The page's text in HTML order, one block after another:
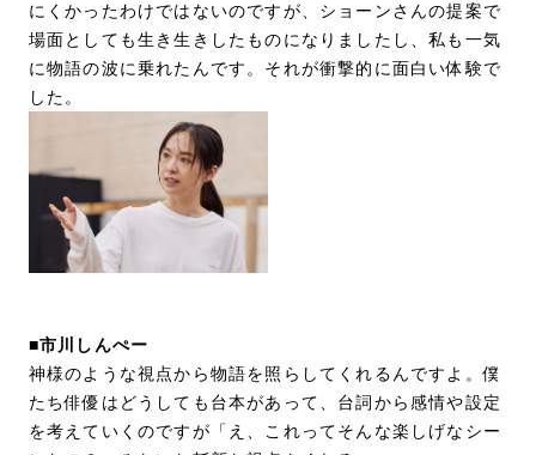
にくかったわけではないのですが、ショーンさんの提案で
場面としても生き生きしたものになりましたし、私も一気
に物語の波に乗れたんです。それが衝撃的に面白い体験で
した。
■市川しんぺー
神様のような視点から物語を照らしてくれるんですよ。僕
たち俳優はどうしても台本があって、台詞から感情や設定
を考えていくのですが「え、これってそんな楽しげなシー